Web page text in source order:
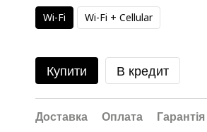
Wi-Fi Wi-Fi + Cellular
Купити В кредит
Доставка Оплата Гарантія